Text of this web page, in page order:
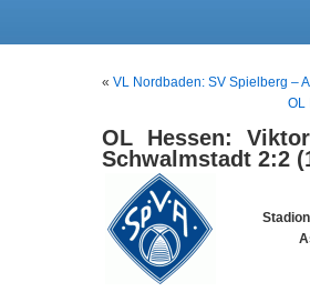
« VL Nordbaden: SV Spielberg –
OL
OL Hessen:
Schwalmstadt 2:2